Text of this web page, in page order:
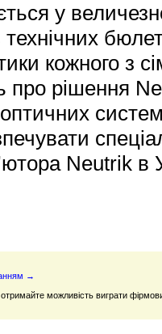
у
технічних
кожного з
про рішення
Neutrik в
→
отримайте можливість виграти